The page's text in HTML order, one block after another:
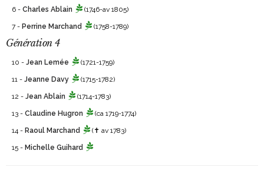
6 - Charles Ablain (1746-av 1805)
7 - Perrine Marchand (1758-1789)
Génération 4
10 - Jean Lemée (1721-1759)
11 - Jeanne Davy (1715-1782)
12 - Jean Ablain (1714-1783)
13 - Claudine Hugron (ca 1719-1774)
14 - Raoul Marchand (✝ av 1783)
15 - Michelle Guihard